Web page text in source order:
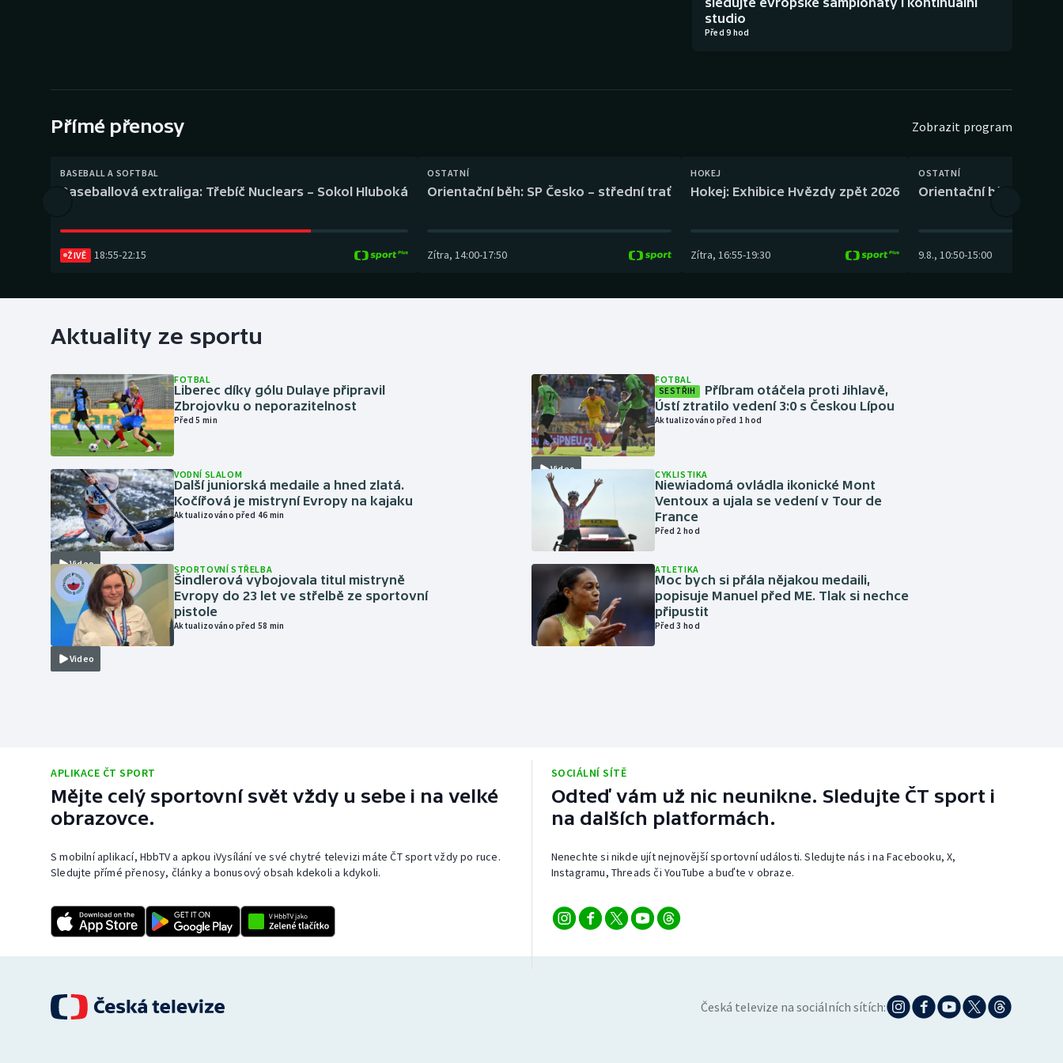
Gymnastika Plážový volejbal
studio
Před 9 hod
Přímé přenosy Zobrazit program
BASEBALL A SOFTBAL
Baseballová extraliga: Třebíč Nuclears – Sokol Hluboká
ŽIVĚ 18:55-22:15
OSTATNÍ
Orientační běh: SP Česko – střední trať
Zítra, 14:00-17:50
HOKEJ
Hokej: Exhibice Hvězdy zpět 2026
Zítra, 16:55-19:30
OSTATNÍ
Orientační běh: SP
9.8., 10:50-15:00
Aktuality ze sportu
FOTBAL
Liberec díky gólu Dulaye připravil
Zbrojovku o neporazitelnost
Před 5 min
Video
VODNÍ SLALOM
Další juniorská medaile a hned zlatá.
Kočířová je mistryní Evropy na kajaku
Aktualizováno před 46 min
Video
SPORTOVNÍ STŘELBA
Šindlerová vybojovala titul mistryně
Evropy do 23 let ve střelbě ze sportovní
pistole
Aktualizováno před 58 min
Video
FOTBAL
SESTŘIH
Příbram otáčela proti Jihlavě,
Ústí ztratilo vedení 3:0 s Českou Lípou
Aktualizováno před 1 hod
CYKLISTIKA
Niewiadomá ovládla ikonické Mont
Ventoux a ujala se vedení v Tour de
France
Před 2 hod
ATLETIKA
Moc bych si přála nějakou medaili,
popisuje Manuel před ME. Tlak si nechce
připustit
Před 3 hod
APLIKACE ČT SPORT
Mějte celý sportovní svět vždy u sebe i na velké
obrazovce.
S mobilní aplikací, HbbTV a apkou iVysílání ve své chytré televizi máte ČT sport vždy po ruce.
Sledujte přímé přenosy, články a bonusový obsah kdekoli a kdykoli.
SOCIÁLNÍ SÍTĚ
Odteď vám už nic neunikne. Sledujte ČT sport i
na dalších platformách.
Nenechte si nikde ujít nejnovější sportovní události. Sledujte nás i na Facebooku, X,
Instagramu, Threads či YouTube a buďte v obraze.
Česká televize na sociálních sítích: